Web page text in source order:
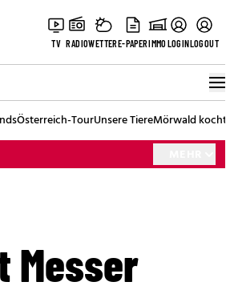
TV RADIOWETTERE-PAPERIMMOLOGINLOGOUT
Österreich-TourUnsere TiereMörwald kocht
Messer